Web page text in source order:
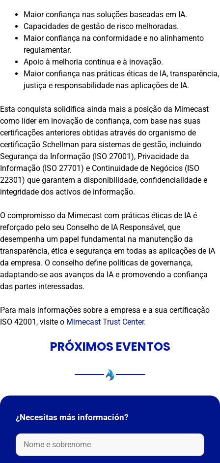
Maior confiança nas soluções baseadas em IA.
Capacidades de gestão de risco melhoradas.
Maior confiança na conformidade e no alinhamento
regulamentar.
Apoio à melhoria contínua e à inovação.
Maior confiança nas práticas éticas de IA, transparência,
justiça e responsabilidade nas aplicações de IA.
Esta conquista solidifica ainda mais a posição da Mimecast
como líder em inovação de confiança, com base nas suas
certificações anteriores obtidas através do organismo de
certificação Schellman para sistemas de gestão, incluindo
Segurança da Informação (ISO 27001), Privacidade da
Informação (ISO 27701) e Continuidade de Negócios (ISO
22301) que garantem a disponibilidade, confidencialidade e
integridade dos activos de informação.
O compromisso da Mimecast com práticas éticas de IA é
reforçado pelo seu Conselho de IA Responsável, que
desempenha um papel fundamental na manutenção da
transparência, ética e segurança em todas as aplicações de IA
da empresa. O conselho define políticas de governança,
adaptando-se aos avanços da IA e promovendo a confiança
das partes interessadas.
Para mais informações sobre a empresa e a sua certificação
ISO 42001, visite o Mimecast Trust Center.
PRÓXIMOS EVENTOS
¿Necesitas más información?